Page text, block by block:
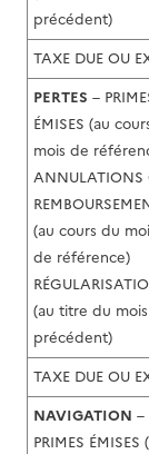
précédent)
TAXE DUE OU
PERTES –
ÉMISES (au
mois de
ANNULATIONS
(au cours du
de référence)
(au titre du mois
précédent)
TAXE DUE OU
NAVIGATION –
PRIMES ÉMISES